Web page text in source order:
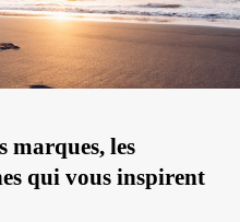
marques, les
qui vous inspirent